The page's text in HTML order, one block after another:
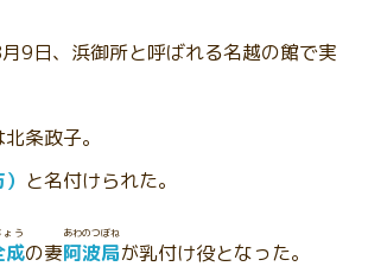
9日、浜御所と呼ばれる名越の館で実
条政子。
と名付けられた。
成
ょう
の妻阿波局
あわのつぼね
が乳付け役となった。